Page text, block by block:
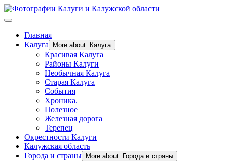
Главная
Калуга
More about: Калуга
Красивая Калуга
Районы Калуги
Необычная Калуга
Старая Калуга
События
Хроника.
Полезное
Железная дорога
Терепец
Окрестности Калуги
Калужская область
Города и страны
More about: Города и страны